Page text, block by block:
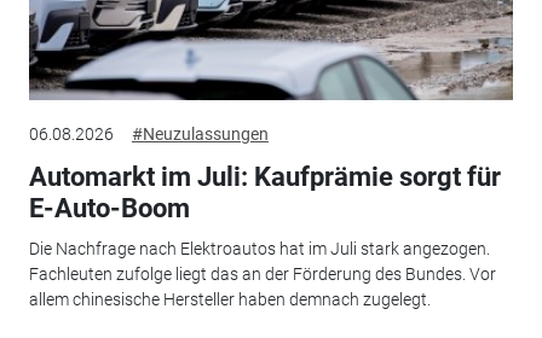
06.08.2026 #Neuzulassungen
Automarkt im Juli: Kaufprämie sorgt für
E-Auto-Boom
Die Nachfrage nach Elektroautos hat im Juli stark angezogen.
Fachleuten zufolge liegt das an der Förderung des Bundes. Vor
allem chinesische Hersteller haben demnach zugelegt.